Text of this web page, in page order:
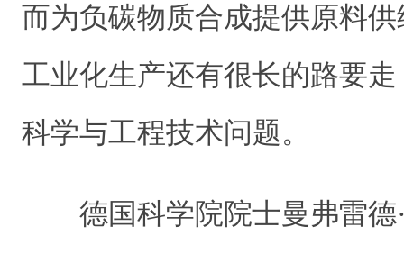
而为负碳物质合成提供原料
工业化生产还有很长的路要
科学与工程技术问题。
德国科学院院士曼弗雷